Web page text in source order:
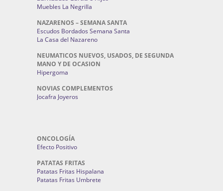
Muebles La Negrilla
NAZARENOS – SEMANA SANTA
Escudos Bordados Semana Santa
La Casa del Nazareno
NEUMATICOS NUEVOS, USADOS, DE SEGUNDA
MANO Y DE OCASION
Hipergoma
NOVIAS COMPLEMENTOS
Jocafra Joyeros
ONCOLOGÍA
Efecto Positivo
PATATAS FRITAS
Patatas Fritas Hispalana
Patatas Fritas Umbrete